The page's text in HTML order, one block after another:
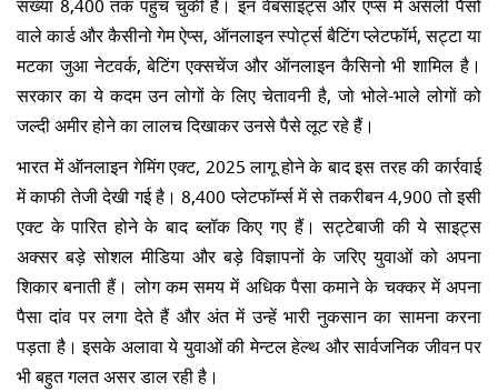
वाले कार्ड और कैसीनो गेम ऐप्स, ऑनलाइन स्पोर्ट्स बैटिंग प्लेटफॉर्म, सट्टा या
मटका जुआ नेटवर्क, बेटिंग एक्सचेंज और ऑनलाइन कैसिनो भी शामिल है।
सरकार का ये कदम उन लोगों के लिए चेतावनी है, जो भोले-भाले लोगों को
जल्दी अमीर होने का लालच दिखाकर उनसे पैसे लूट रहे हैं।
भारत में ऑनलाइन गेमिंग एक्ट, 2025 लागू होने के बाद इस तरह की कार्रवाई
में काफी तेजी देखी गई है। 8,400 प्लेटफॉर्म्स में से तकरीबन 4,900 तो इसी
एक्ट के पारित होने के बाद ब्लॉक किए गए हैं। सट्टेबाजी की ये साइट्स
अक्सर बड़े सोशल मीडिया और बड़े विज्ञापनों के जरिए युवाओं को अपना
शिकार बनाती हैं। लोग कम समय में अधिक पैसा कमाने के चक्कर में अपना
पैसा दांव पर लगा देते हैं और अंत में उन्हें भारी नुकसान का सामना करना
पड़ता है। इसके अलावा ये युवाओं की मेन्टल हेल्थ और सार्वजनिक जीवन पर
भी बहुत गलत असर डाल रही है।